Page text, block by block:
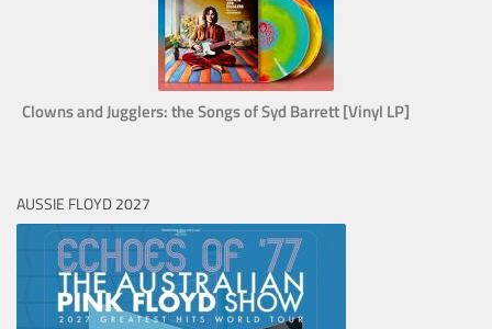
Clowns and Jugglers: the Songs of Syd Barrett [Vinyl LP]
AUSSIE FLOYD 2027